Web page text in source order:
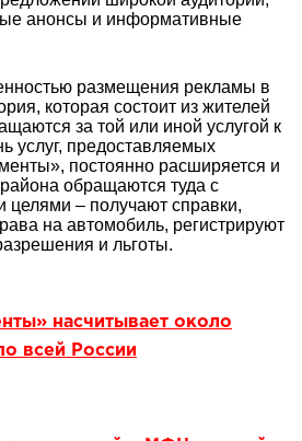
анонсы и информативные
размещения рекламы в
которая состоит из жителей
за той или иной услугой к
услуг, предоставляемых
постоянно расширяется и
обращаются туда с
– получают справки,
на автомобиль, регистрируют
и льготы.
насчитывает около
всей России